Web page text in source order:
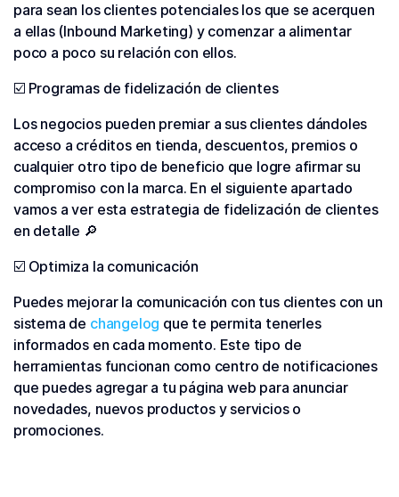
para sean los clientes potenciales los que se acerquen
a ellas (Inbound Marketing) y comenzar a alimentar
poco a poco su relación con ellos.
☑️ Programas de fidelización de clientes
Los negocios pueden premiar a sus clientes dándoles
acceso a créditos en tienda, descuentos, premios o
cualquier otro tipo de beneficio que logre afirmar su
compromiso con la marca. En el siguiente apartado
vamos a ver esta estrategia de fidelización de clientes
en detalle 🔎
☑️ Optimiza la comunicación
Puedes mejorar la comunicación con tus clientes con un
sistema de changelog que te permita tenerles
informados en cada momento. Este tipo de
herramientas funcionan como centro de notificaciones
que puedes agregar a tu página web para anunciar
novedades, nuevos productos y servicios o
promociones.